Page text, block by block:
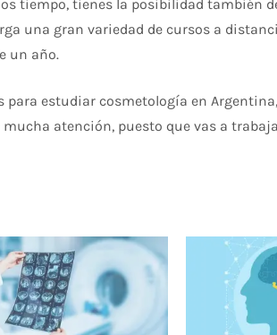
tiempo, tienes la posibilidad también
una gran variedad de cursos a
un año.
para estudiar cosmetología en
atención, puesto que vas a